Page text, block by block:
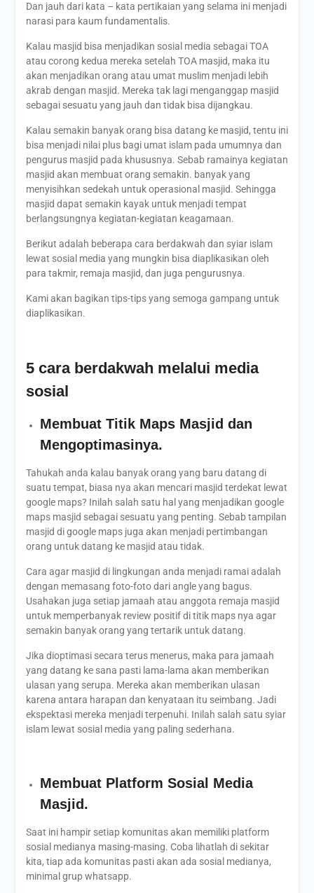
Dan jauh dari kata – kata pertikaian yang selama ini menjadi
narasi para kaum fundamentalis.
Kalau masjid bisa menjadikan sosial media sebagai TOA
atau corong kedua mereka setelah TOA masjid, maka itu
akan menjadikan orang atau umat muslim menjadi lebih
akrab dengan masjid. Mereka tak lagi menganggap masjid
sebagai sesuatu yang jauh dan tidak bisa dijangkau.
Kalau semakin banyak orang bisa datang ke masjid, tentu ini
bisa menjadi nilai plus bagi umat islam pada umumnya dan
pengurus masjid pada khususnya. Sebab ramainya kegiatan
masjid akan membuat orang semakin. banyak yang
menyisihkan sedekah untuk operasional masjid. Sehingga
masjid dapat semakin kayak untuk menjadi tempat
berlangsungnya kegiatan-kegiatan keagamaan.
Berikut adalah beberapa cara berdakwah dan syiar islam
lewat sosial media yang mungkin bisa diaplikasikan oleh
para takmir, remaja masjid, dan juga pengurusnya.
Kami akan bagikan tips-tips yang semoga gampang untuk
diaplikasikan.
5 cara berdakwah melalui media
sosial
Membuat Titik Maps Masjid dan
Mengoptimasinya.
Tahukah anda kalau banyak orang yang baru datang di
suatu tempat, biasa nya akan mencari masjid terdekat lewat
google maps? Inilah salah satu hal yang menjadikan google
maps masjid sebagai sesuatu yang penting. Sebab tampilan
masjid di google maps juga akan menjadi pertimbangan
orang untuk datang ke masjid atau tidak.
Cara agar masjid di lingkungan anda menjadi ramai adalah
dengan memasang foto-foto dari angle yang bagus.
Usahakan juga setiap jamaah atau anggota remaja masjid
untuk memperbanyak review positif di titik maps nya agar
semakin banyak orang yang tertarik untuk datang.
Jika dioptimasi secara terus menerus, maka para jamaah
yang datang ke sana pasti lama-lama akan memberikan
ulasan yang serupa. Mereka akan memberikan ulasan
karena antara harapan dan kenyataan itu seimbang. Jadi
ekspektasi mereka menjadi terpenuhi. Inilah salah satu syiar
islam lewat sosial media yang paling sederhana.
Membuat Platform Sosial Media
Masjid.
Saat ini hampir setiap komunitas akan memiliki platform
sosial medianya masing-masing. Coba lihatlah di sekitar
kita, tiap ada komunitas pasti akan ada sosial medianya,
minimal grup whatsapp.